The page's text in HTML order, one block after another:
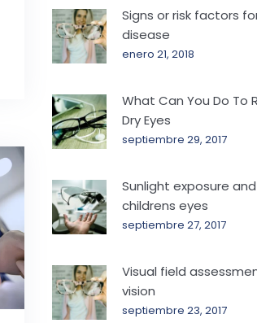
Signs or risk factors
disease
enero 21, 2018
What Can You Do To
Dry Eyes
septiembre 29, 2017
Sunlight exposure and
childrens eyes
septiembre 27, 2017
Visual field
vision
septiembre 23, 2017